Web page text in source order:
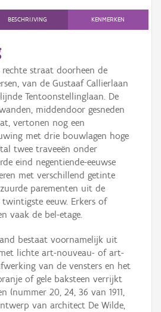
BESCHRIJVING KENMERKEN
rechte straat doorheen de
van de Gustaaf Callierlaan
Tentoonstellinglaan. De
middendoor gesneden
vertonen nog een
met drie bouwlagen hoge
twee traveeën onder
eind negentiende-eeuwse
met verschillend getinte
parementen uit de
eeuw. Erkers of
vaak de bel-etage.
bestaat voornamelijk uit
lichte art-nouveau- of art-
van de vensters en het
of gele baksteen verrijkt
(nummer 20, 24, 36 van 1911,
van architect De Wilde,